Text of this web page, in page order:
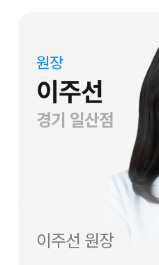
원장
이주선
경기 일산점
이주선 원장